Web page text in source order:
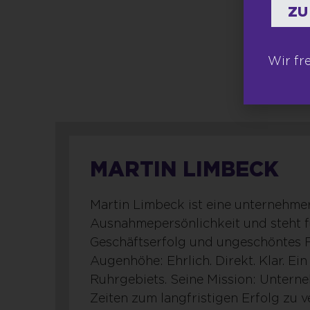
MARTIN LIMBECK
Martin Limbeck ist eine
Ausnahmepersönlichkeit und steht
Geschäftserfolg und ungeschöntes
Augenhöhe: Ehrlich. Direkt. Klar.
Ruhrgebiets. Seine Mission:
Zeiten zum langfristigen Erfolg zu
Wir